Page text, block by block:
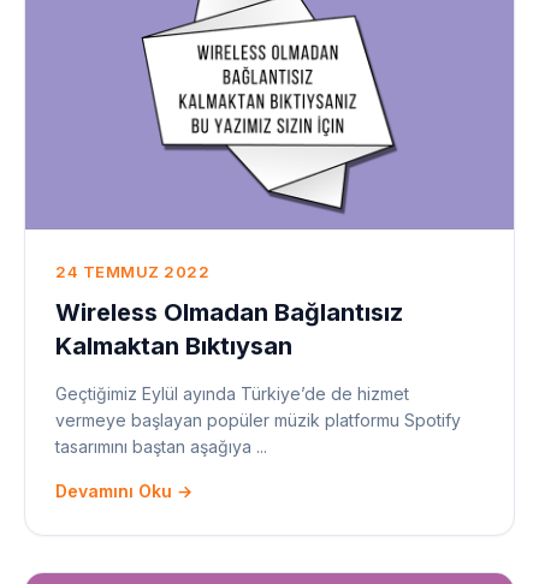
24 TEMMUZ 2022
Wireless Olmadan Bağlantısız
Kalmaktan Bıktıysan
Geçtiğimiz Eylül ayında Türkiye’de de hizmet
vermeye başlayan popüler müzik platformu Spotify
tasarımını baştan aşağıya ...
Devamını Oku →